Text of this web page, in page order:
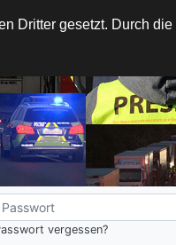
Dritter gesetzt. Durch die
vergessen?